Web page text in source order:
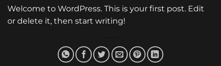
Welcome to WordPress. This is your first post. Edit
or delete it, then start writing!